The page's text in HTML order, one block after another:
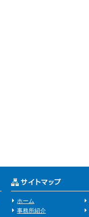
ホーム
事務所紹介